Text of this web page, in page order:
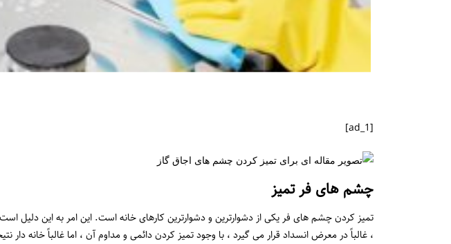
[ad_1]
چشم های فر تمیز
تمیز کردن چشم های فر یکی از دشوارترین و دشوارترین کارهای خانه است. این امر به این دلیل
، غالباً در معرض انسداد قرار می گیرد ، با وجود تمیز کردن دائمی و مداوم آن ، اما غالباً خانه دار